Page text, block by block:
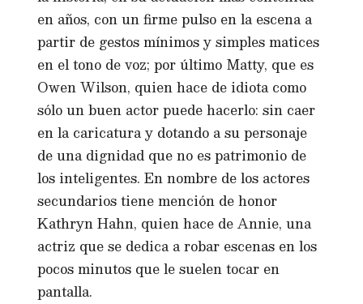
en años, con un firme pulso en la escena a
partir de gestos mínimos y simples matices
en el tono de voz; por último Matty, que es
Owen Wilson, quien hace de idiota como
sólo un buen actor puede hacerlo: sin caer
en la caricatura y dotando a su personaje
de una dignidad que no es patrimonio de
los inteligentes. En nombre de los actores
secundarios tiene mención de honor
Kathryn Hahn, quien hace de Annie, una
actriz que se dedica a robar escenas en los
pocos minutos que le suelen tocar en
pantalla.